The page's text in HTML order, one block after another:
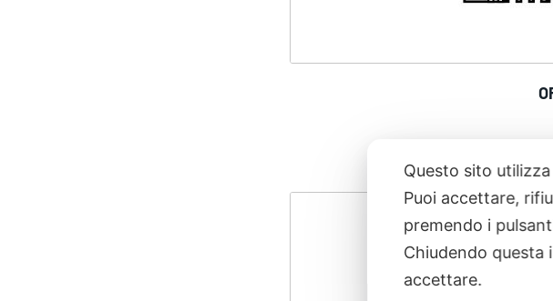
Questo sito
Puoi accettare,
premendo i
Chiudendo questa
accettare.